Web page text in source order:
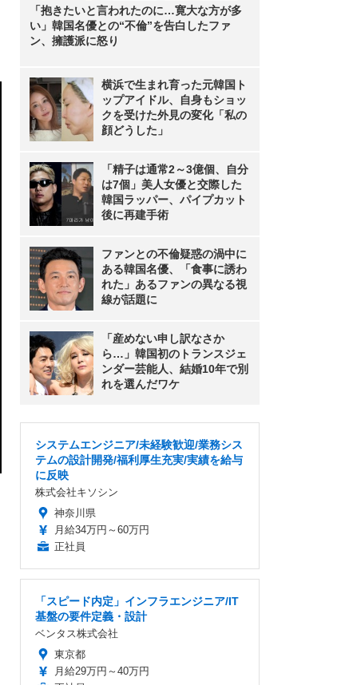
「抱きたいと言われたのに…寛大な方が多
い」韓国名優との“不倫”を告白したファ
ン、擁護派に怒り
横浜で生まれ育った元韓国ト
ップアイドル、自身もショッ
クを受けた外見の変化「私の
顔どうした」
「精子は通常2～3億個、自分
は7個」美人女優と交際した
韓国ラッパー、パイプカット
後に再建手術
ファンとの不倫疑惑の渦中に
ある韓国名優、「食事に誘わ
れた」あるファンの異なる視
線が話題に
「産めない申し訳なさか
ら…」韓国初のトランスジェ
ンダー芸能人、結婚10年で別
れを選んだワケ
システムエンジニア/未経験歓迎/業務シス
テムの設計開発/福利厚生充実/実績を給与
に反映
株式会社キソシン
神奈川県
月給34万円～60万円
正社員
「スピード内定」インフラエンジニア/IT
基盤の要件定義・設計
ベンタス株式会社
東京都
月給29万円～40万円